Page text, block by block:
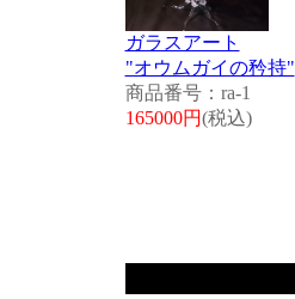
ガラスアート
"オウムガイの矜持"
商品番号：ra-1
165000円(税込)